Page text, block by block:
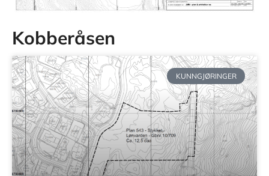
Kobberåsen
KUNNGJØRINGER